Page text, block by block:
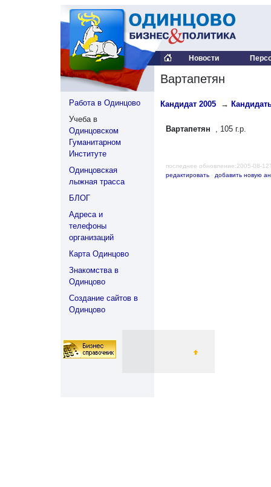
Новости
Работа в Одинцово
Учеба в
Одинцовском
Гуманитарном
Институте
Одинцовская
лыжная трасса
БЛОГ
Адреса и
телефоны
организаций
Карта Одинцово
Знакомства в
Одинцово
Создание сайтов в
Одинцово
Вартапетян
Кандидат 2005 →
Вартапетян , 105 г.р.
последнее обновление:2005-08-
редактировать · добавить новую